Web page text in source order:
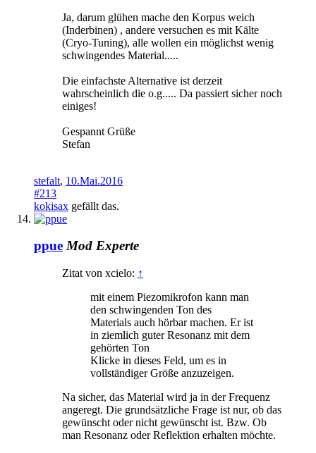
Ja, darum glühen mache den Korpus weich
(Inderbinen) , andere versuchen es mit Kälte
(Cryo-Tuning), alle wollen ein möglichst wenig
schwingendes Material.....
Die einfachste Alternative ist derzeit
wahrscheinlich die o.g..... Da passiert sicher noch
einiges!
Gespannt Grüße
Stefan
stefalt, 10.Mai.2016
#213
kokisax gefällt das.
ppue Mod Experte
Zitat von xcielo: ↑
mit einem Piezomikrofon kann man
den schwingenden Ton des
Materials auch hörbar machen. Er ist
in ziemlich guter Resonanz mit dem
gehörten Ton
Klicke in dieses Feld, um es in
vollständiger Größe anzuzeigen.
Na sicher, das Material wird ja in der Frequenz
angeregt. Die grundsätzliche Frage ist nur, ob das
gewünscht oder nicht gewünscht ist. Bzw. Ob
man Resonanz oder Reflektion erhalten möchte.